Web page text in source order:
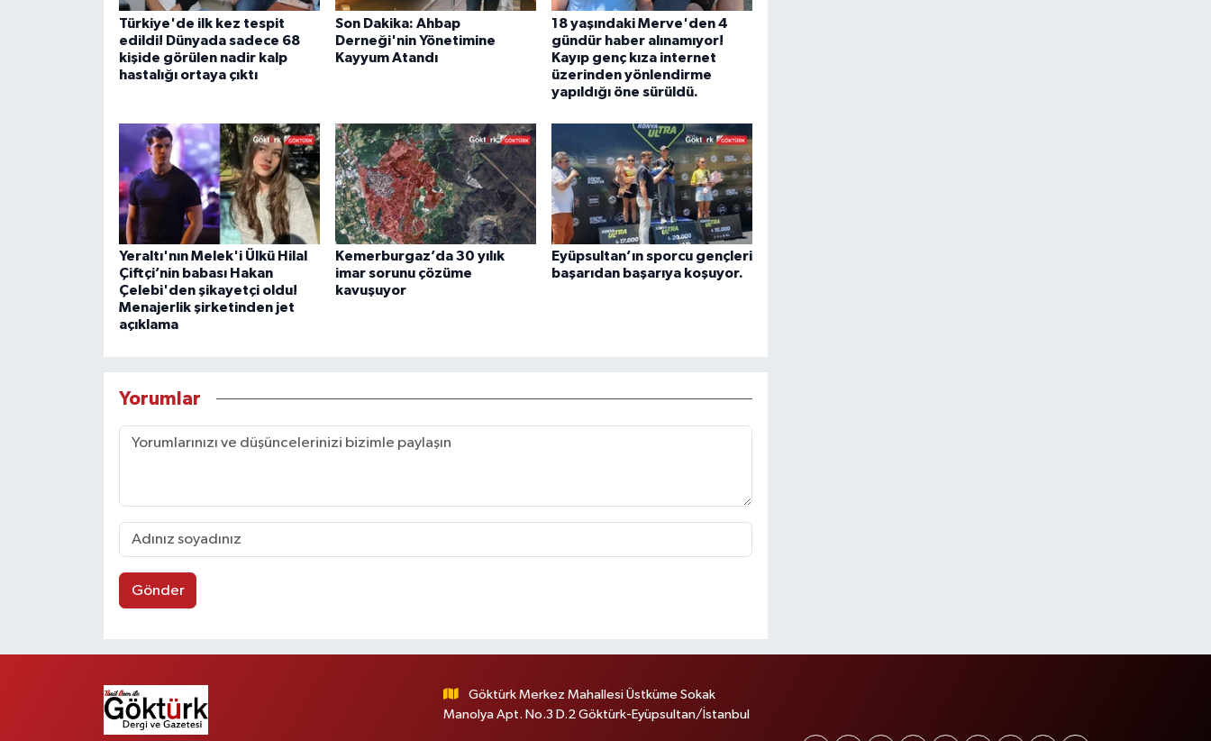
Türkiye'de ilk kez tespit
edildi! Dünyada sadece 68
kişide görülen nadir kalp
hastalığı ortaya çıktı
Son Dakika: Ahbap
Derneği'nin Yönetimine
Kayyum Atandı
18 yaşındaki Merve'den 4
gündür haber alınamıyor!
Kayıp genç kıza internet
üzerinden yönlendirme
yapıldığı öne sürüldü.
Yeraltı'nın Melek'i Ülkü Hilal
Çiftçi’nin babası Hakan
Çelebi'den şikayetçi oldu!
Menajerlik şirketinden jet
açıklama
Kemerburgaz’da 30 yılık
imar sorunu çözüme
kavuşuyor
Eyüpsultan’ın sporcu gençleri
başarıdan başarıya koşuyor.
Yorumlar
Gönder
Göktürk Merkez Mahallesi Üstküme Sokak
Manolya Apt. No.3 D.2 Göktürk-Eyüpsultan/İstanbul